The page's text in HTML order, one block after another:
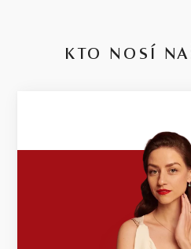
KTO NOSÍ